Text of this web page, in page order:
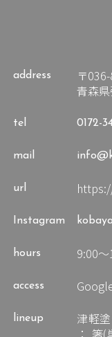
address
〒
青森
tel 0172-
mail
url
Instagram
hours 9:00～
access
lineup
津軽